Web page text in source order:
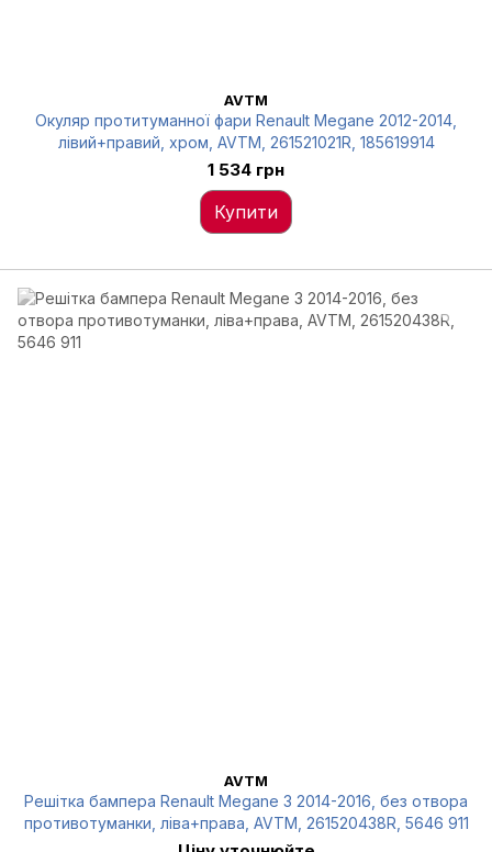
AVTM
Окуляр протитуманної фари Renault Megane 2012-2014,
лівий+правий, хром, AVTM, 261521021R, 185619914
1 534 грн
Купити
AVTM
Решітка бампера Renault Megane 3 2014-2016, без отвора
противотуманки, ліва+права, AVTM, 261520438R, 5646 911